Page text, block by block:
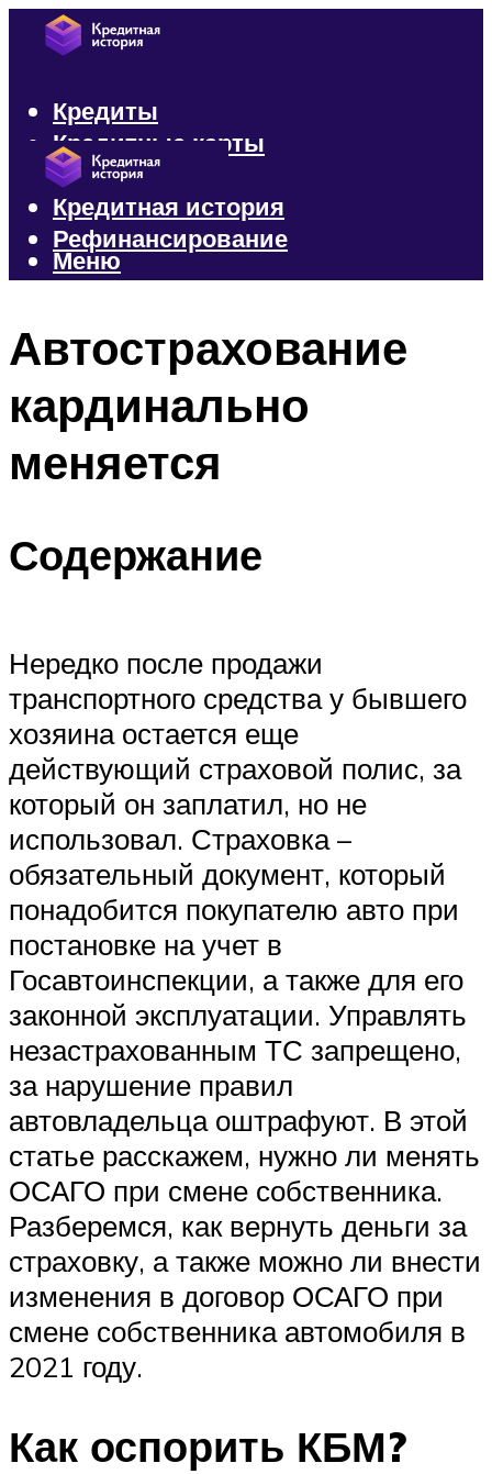
Кредиты
Кредитные карты
Микрозаймы
Кредитная история
Рефинансирование
Меню
Автострахование
кардинально
меняется
Содержание
Нередко после продажи
транспортного средства у бывшего
хозяина остается еще
действующий страховой полис, за
который он заплатил, но не
использовал. Страховка –
обязательный документ, который
понадобится покупателю авто при
постановке на учет в
Госавтоинспекции, а также для его
законной эксплуатации. Управлять
незастрахованным ТС запрещено,
за нарушение правил
автовладельца оштрафуют. В этой
статье расскажем, нужно ли менять
ОСАГО при смене собственника.
Разберемся, как вернуть деньги за
страховку, а также можно ли внести
изменения в договор ОСАГО при
смене собственника автомобиля в
2021 году.
Как оспорить КБМ?